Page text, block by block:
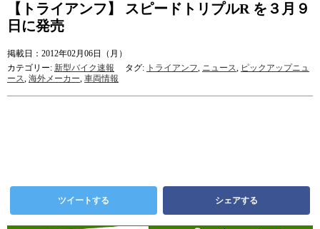
【トライアンフ】 スピードトリプルR を３月９
日に発売
掲載日：2012年02月06日（月）
カテゴリー: 新型バイク速報 タグ: トライアンフ, ニュース, ピックアップニュ
ース, 海外メーカー, 車両情報
ツイートする シェアする